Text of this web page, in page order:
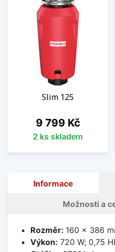
Slim 125
Cena
9 799 Kč
2 ks skladem
Informace
Možnosti a
Rozměr: 160 x 386
Výkon: 720 W; 0,75